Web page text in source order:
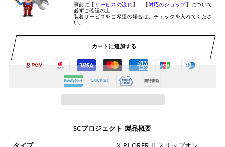
事前に【サービスの流れ】、【対応のショップ】について
必ずご確認の上、
装着サービスをご希望の場合は、チェックを入れてくださ
い。
カートに追加する
SCプロジェクト 製品概要